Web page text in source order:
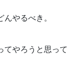
やるべき。
てやろうと思って